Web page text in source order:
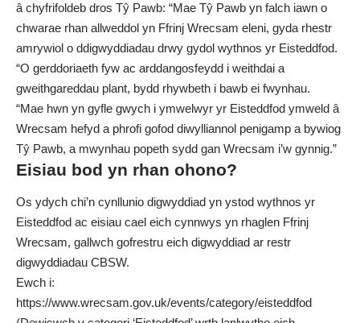
â chyfrifoldeb dros Tŷ Pawb: “Mae Tŷ Pawb yn falch iawn o
chwarae rhan allweddol yn Ffrinj Wrecsam eleni, gyda rhestr
amrywiol o ddigwyddiadau drwy gydol wythnos yr Eisteddfod.
“O gerddoriaeth fyw ac arddangosfeydd i weithdai a
gweithgareddau plant, bydd rhywbeth i bawb ei fwynhau.
“Mae hwn yn gyfle gwych i ymwelwyr yr Eisteddfod ymweld â
Wrecsam hefyd a phrofi gofod diwylliannol penigamp a bywiog
Tŷ Pawb, a mwynhau popeth sydd gan Wrecsam i’w gynnig.”
Eisiau bod yn rhan ohono?
Os ydych chi’n cynllunio digwyddiad yn ystod wythnos yr
Eisteddfod ac eisiau cael eich cynnwys yn rhaglen Ffrinj
Wrecsam, gallwch gofrestru eich digwyddiad ar restr
digwyddiadau CBSW.
Ewch i:
https://www.wrecsam.gov.uk/events/category/eisteddfod